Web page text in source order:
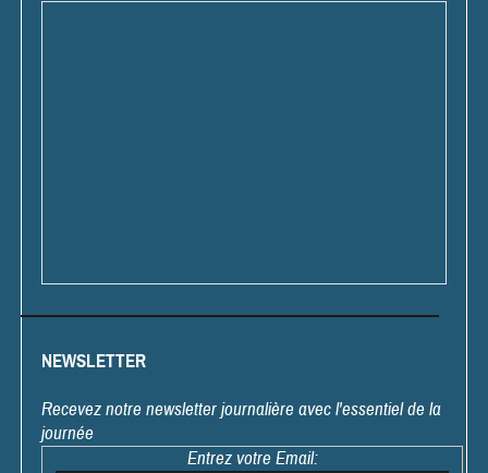
NEWSLETTER
Recevez notre newsletter journalière avec l'essentiel de la
journée
Entrez votre Email: